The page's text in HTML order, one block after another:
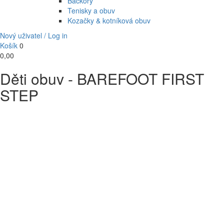
Tenisky a obuv
Kozačky & kotníková obuv
Nový uživatel / Log in
Košík 0
0,00
Děti obuv - BAREFOOT FIRST
STEP